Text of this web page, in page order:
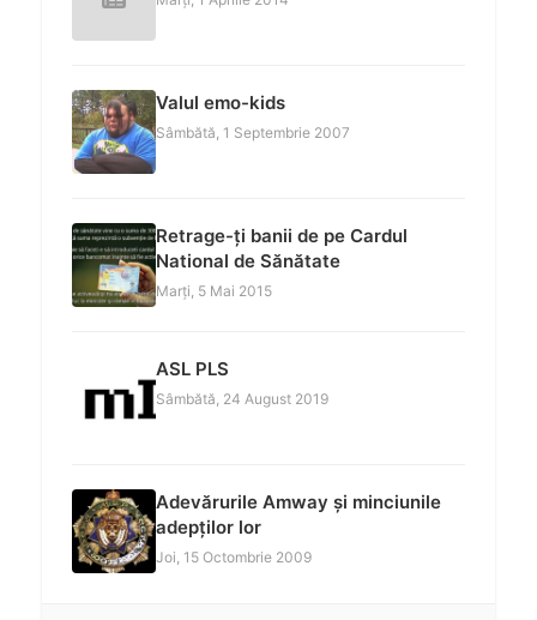
Valul emo-kids
Sâmbătă, 1 Septembrie 2007
Retrage-ți banii de pe Cardul
National de Sănătate
Marți, 5 Mai 2015
ASL PLS
Sâmbătă, 24 August 2019
Adevărurile Amway și minciunile
adepților lor
Joi, 15 Octombrie 2009